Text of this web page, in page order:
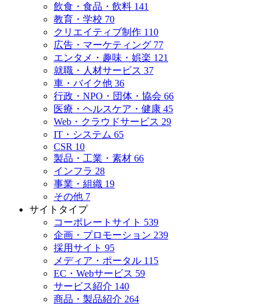
飲食・食品・飲料 141
教育・学校 70
クリエイティブ制作 110
広告・マーケティング 77
エンタメ・趣味・娯楽 121
就職・人材サービス 37
車・バイク他 36
行政・NPO・団体・協会 66
医療・ヘルスケア・健康 45
Web・クラウドサービス 29
IT・システム 65
CSR 10
製品・工業・素材 66
インフラ 28
事業・組織 19
その他 7
サイトタイプ
コーポレートサイト 539
企画・プロモーション 239
採用サイト 95
メディア・ポータル 115
EC・Webサービス 59
サービス紹介 140
商品・製品紹介 264